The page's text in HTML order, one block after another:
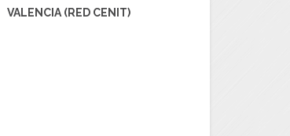
VALENCIA (RED CENIT)